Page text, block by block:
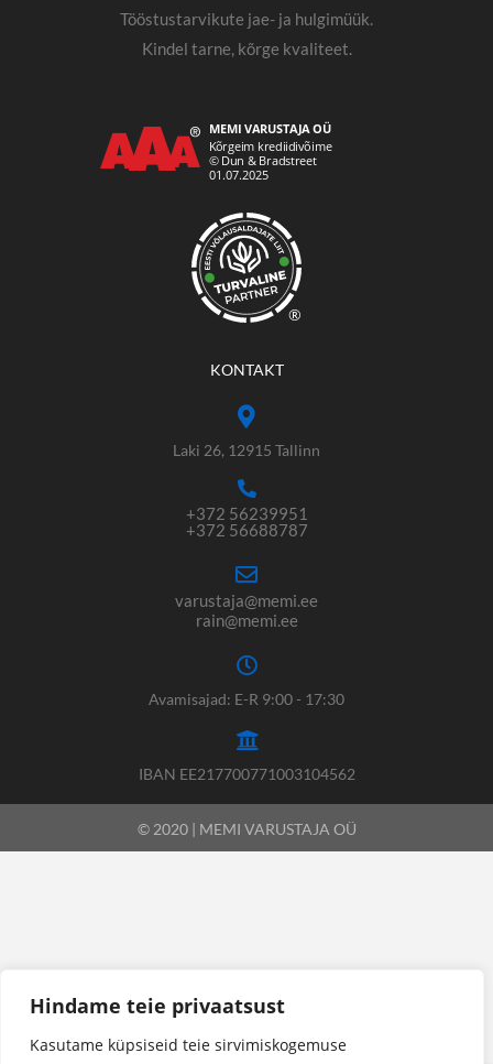
Hindame teie privaatsust
Kasutame küpsiseid teie sirvimiskogemuse
Tööstustarvikute jae- ja hulgimüük.
Kindel tarne, kõrge kvaliteet.
®
KONTAKT
Laki 26, 12915 Tallinn
+372 56239951
+372 56688787
varustaja@memi.ee
rain@memi.ee
Avamisajad: E-R 9:00 - 17:30
IBAN EE217700771003104562
© 2020 | MEMI VARUSTAJA OÜ